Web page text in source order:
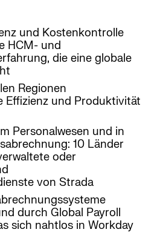
und Kostenkontrolle
HCM- und
die eine globale
Regionen
Effizienz und Produktivität
Personalwesen und in
10 Länder
oder
von Strada
durch Global Payroll
sich nahtlos in Workday